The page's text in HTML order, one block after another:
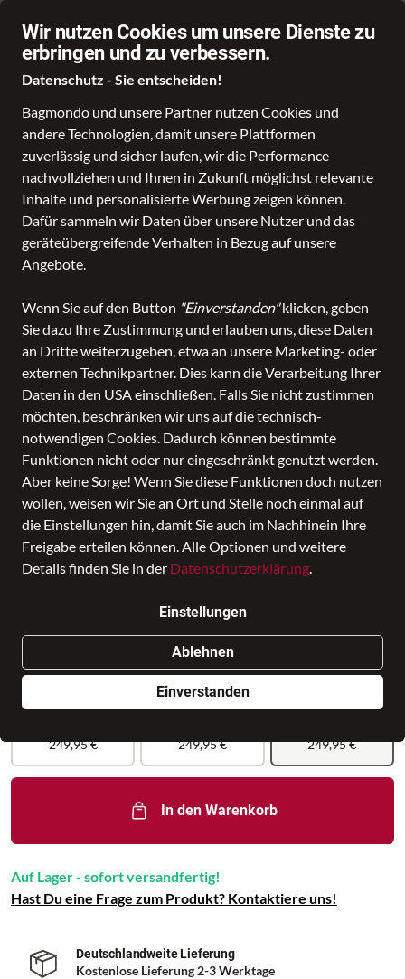
Wir nutzen Cookies um unsere Dienste zu
erbringen und zu verbessern.
Datenschutz - Sie entscheiden!
Bagmondo und unsere Partner nutzen Cookies und
andere Technologien, damit unsere Plattformen
zuverlässig und sicher laufen, wir die Performance
nachvollziehen und Ihnen in Zukunft möglichst relevante
Inhalte und personalisierte Werbung zeigen können.
Dafür sammeln wir Daten über unsere Nutzer und das
geräteübergreifende Verhalten in Bezug auf unsere
Angebote.
Wenn Sie auf den Button "Einverstanden"klicken, geben
Sie dazu Ihre Zustimmung und erlauben uns, diese Daten
an Dritte weiterzugeben, etwa an unsere Marketing- oder
externen Technikpartner. Dies kann die Verarbeitung Ihrer
Daten in den USA einschließen. Falls Sie nicht zustimmen
möchten, beschränken wir uns auf die technisch-
notwendigen Cookies. Dadurch können bestimmte
Funktionen nicht oder nur eingeschränkt genutzt werden.
Aber keine Sorge! Wenn Sie diese Funktionen doch nutzen
wollen, weisen wir Sie an Ort und Stelle noch einmal auf
die Einstellungen hin, damit Sie auch im Nachhinein Ihre
Freigabe erteilen können. Alle Optionen und weitere
Details finden Sie in der Datenschutzerklärung.
Einstellungen
Ablehnen
Einverstanden
Ryan Black
Preis
249,95 €
Nur noch weniger als 3 Artikel im Geschäft vorhanden.
249,95 € 249,95 € 249,95 €
In den Warenkorb
Auf Lager - sofort versandfertig!
Hast Du eine Frage zum Produkt? Kontaktiere uns!
Deutschlandweite Lieferung
Kostenlose Lieferung 2-3 Werktage